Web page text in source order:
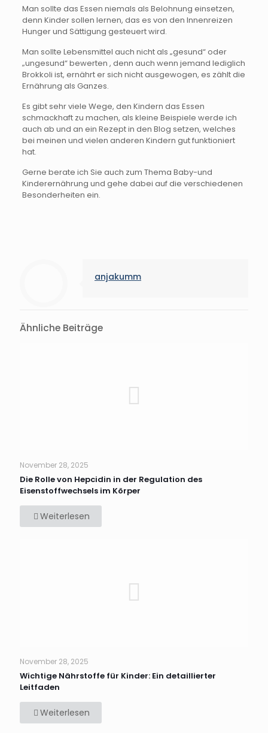
Man sollte das Essen niemals als Belohnung einsetzen,
denn Kinder sollen lernen, das es von den Innenreizen
Hunger und Sättigung gesteuert wird.
Man sollte Lebensmittel auch nicht als „gesund“ oder
„ungesund“ bewerten , denn auch wenn jemand lediglich
Brokkoli ist, ernährt er sich nicht ausgewogen, es zählt die
Ernährung als Ganzes.
Es gibt sehr viele Wege, den Kindern das Essen
schmackhaft zu machen, als kleine Beispiele werde ich
auch ab und an ein Rezept in den Blog setzen, welches
bei meinen und vielen anderen Kindern gut funktioniert
hat.
Gerne berate ich Sie auch zum Thema Baby-und
Kinderernährung und gehe dabei auf die verschiedenen
Besonderheiten ein.
anjakumm
Ähnliche Beiträge
November 28, 2025
Die Rolle von Hepcidin in der Regulation des
Eisenstoffwechsels im Körper
Weiterlesen
November 28, 2025
Wichtige Nährstoffe für Kinder: Ein detaillierter
Leitfaden
Weiterlesen